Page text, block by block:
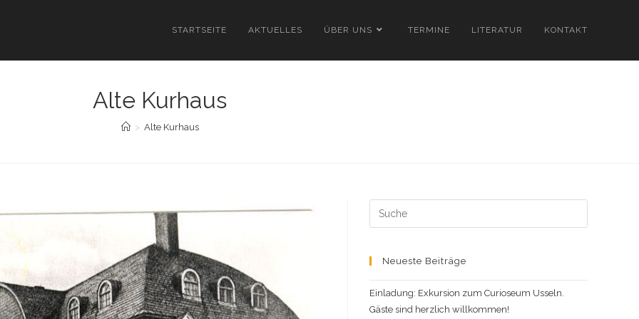
STARTSEITE AKTUELLES ÜBER UNS TERMINE LITERATUR KONTAKT
Alte Kurhaus
> Alte Kurhaus
Search
this
Neueste Beiträge
Einladung: Exkursion zum Curioseum Usseln.
Gäste sind herzlich willkommen!